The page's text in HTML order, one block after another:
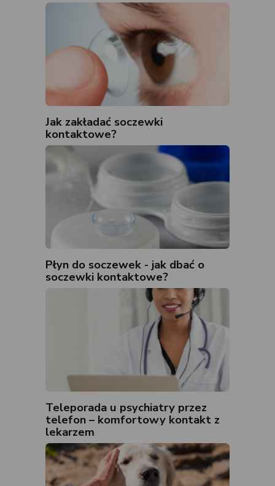
Jak zakładać soczewki
kontaktowe?
Płyn do soczewek - jak dbać o
soczewki kontaktowe?
Teleporada u psychiatry przez
telefon – komfortowy kontakt z
lekarzem